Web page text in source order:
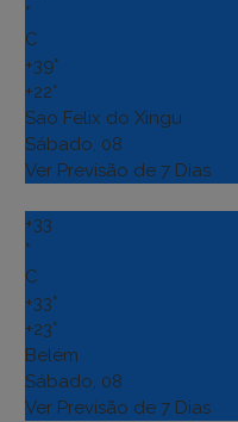
°
C
+39°
+22°
Sao Felix do Xingu
Sábado, 08
Ver Previsão de 7 Dias
+33
°
C
+33°
+23°
Belém
Sábado, 08
Ver Previsão de 7 Dias